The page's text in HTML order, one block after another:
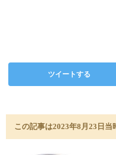
ツイートする
この記事は2023年8月23日当